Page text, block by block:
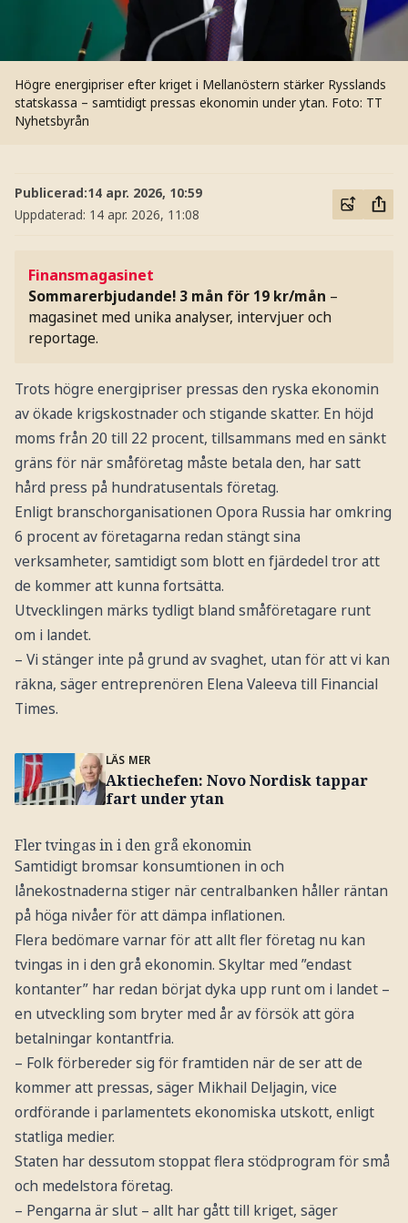
Högre energipriser efter kriget i Mellanöstern stärker Rysslands
statskassa – samtidigt pressas ekonomin under ytan. Foto: TT
Nyhetsbyrån
Publicerad:14 apr. 2026, 10:59
Uppdaterad: 14 apr. 2026, 11:08
Finansmagasinet
Sommarerbjudande! 3 mån för 19 kr/mån –
magasinet med unika analyser, intervjuer och
reportage.
Trots högre energipriser pressas den ryska ekonomin
av ökade krigskostnader och stigande skatter. En höjd
moms från 20 till 22 procent, tillsammans med en sänkt
gräns för när småföretag måste betala den, har satt
hård press på hundratusentals företag.
Enligt branschorganisationen Opora Russia har omkring
6 procent av företagarna redan stängt sina
verksamheter, samtidigt som blott en fjärdedel tror att
de kommer att kunna fortsätta.
Utvecklingen märks tydligt bland småföretagare runt
om i landet.
– Vi stänger inte på grund av svaghet, utan för att vi kan
räkna, säger entreprenören Elena Valeeva till Financial
Times.
LÄS MER
Aktiechefen: Novo Nordisk tappar
fart under ytan
Fler tvingas in i den grå ekonomin
Samtidigt bromsar konsumtionen in och
lånekostnaderna stiger när centralbanken håller räntan
på höga nivåer för att dämpa inflationen.
Flera bedömare varnar för att allt fler företag nu kan
tvingas in i den grå ekonomin. Skyltar med ”endast
kontanter” har redan börjat dyka upp runt om i landet –
en utveckling som bryter med år av försök att göra
betalningar kontantfria.
– Folk förbereder sig för framtiden när de ser att de
kommer att pressas, säger Mikhail Deljagin, vice
ordförande i parlamentets ekonomiska utskott, enligt
statliga medier.
Staten har dessutom stoppat flera stödprogram för små
och medelstora företag.
– Pengarna är slut – allt har gått till kriget, säger